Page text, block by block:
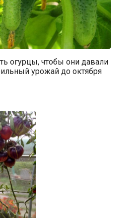
огурцы, чтобы они давали
урожай до октября